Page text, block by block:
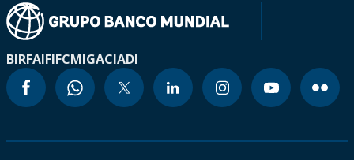
BIRFAIFIFCMIGACIADI